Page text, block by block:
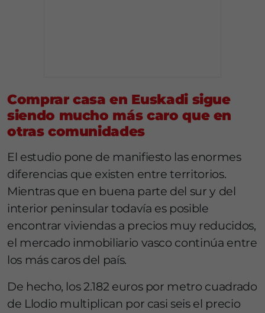
Comprar casa en Euskadi sigue
siendo mucho más caro que en
otras comunidades
El estudio pone de manifiesto las enormes
diferencias que existen entre territorios.
Mientras que en buena parte del sur y del
interior peninsular todavía es posible
encontrar viviendas a precios muy reducidos,
el mercado inmobiliario vasco continúa entre
los más caros del país.
De hecho, los 2.182 euros por metro cuadrado
de Llodio multiplican por casi seis el precio